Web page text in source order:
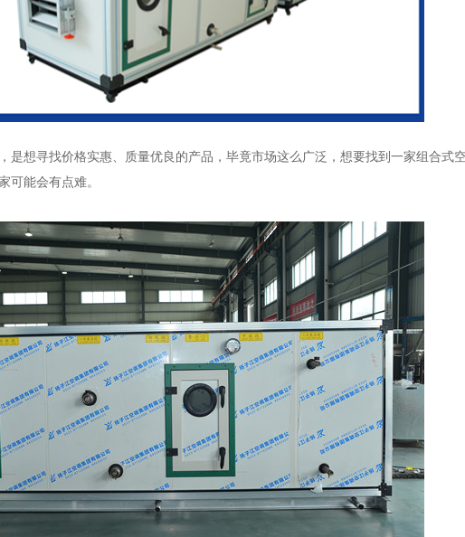
是想寻找价格实惠、质量优良的产品，毕竟市场这么广泛，想要找到一家组合式
可能会有点难。